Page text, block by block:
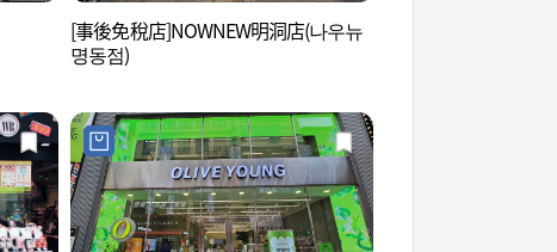
[事後免稅店]NOWNEW明洞店(나우뉴
명동점)